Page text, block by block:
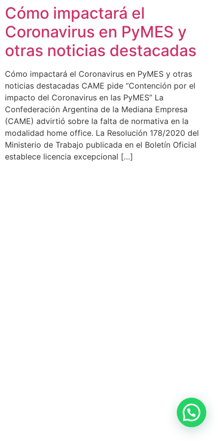
contenido
Cómo impactará el
Coronavirus en PyMES y
otras noticias destacadas
Cómo impactará el Coronavirus en PyMES y otras
noticias destacadas CAME pide “Contención por el
impacto del Coronavirus en las PyMES” La
Confederación Argentina de la Mediana Empresa
(CAME) advirtió sobre la falta de normativa en la
modalidad home office. La Resolución 178/2020 del
Ministerio de Trabajo publicada en el Boletín Oficial
establece licencia excepcional […]